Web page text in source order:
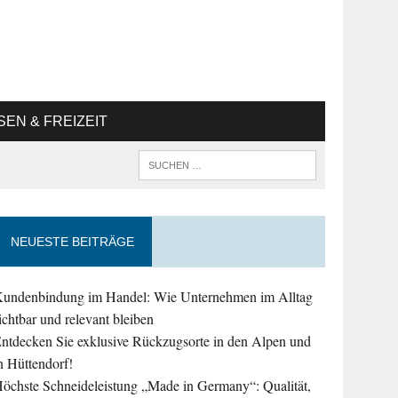
& FREIZEIT
NEUESTE BEITRÄGE
im Handel: Wie Unternehmen im Alltag
und relevant bleiben
Sie exklusive Rückzugsorte in den Alpen und
Hüttendorf!
Schneideleistung „Made in Germany“: Qualität,